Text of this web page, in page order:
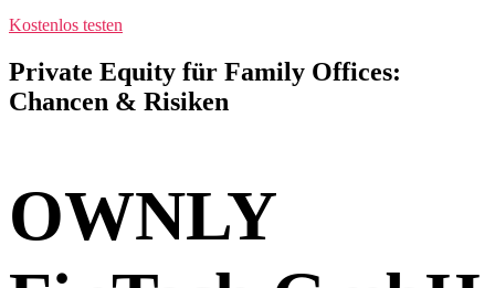
Kostenlos testen
Private Equity für Family Offices:
Chancen & Risiken
OWNLY